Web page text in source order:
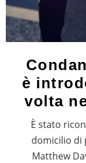
è
volta
È stato
domicilio di
Matthew